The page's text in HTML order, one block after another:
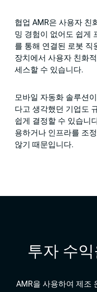
협업 AMR은 사용자 친
밍 경험이 없어도 쉽게
를 통해 연결된 로봇 직
장치에서 사용자 친화
세스할 수 있습니다.
모바일 자동화 솔루션
다고 생각했던 기업도
쉽게 결정할 수 있습니
용하거나 인프라를 조
않기 때문입니다.
투자 수
AMR을 사용하여 제조